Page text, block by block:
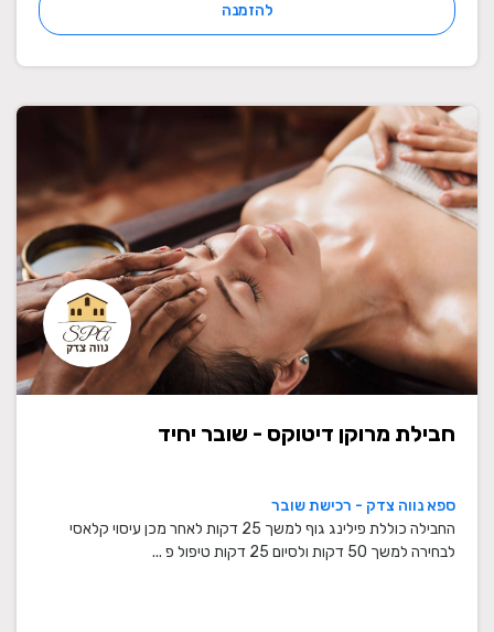
להזמנה
חבילת מרוקן דיטוקס - שובר יחיד
ספא נווה צדק - רכישת שובר
החבילה כוללת פילינג גוף למשך 25 דקות לאחר מכן עיסוי קלאסי
לבחירה למשך 50 דקות ולסיום 25 דקות טיפול פ ...